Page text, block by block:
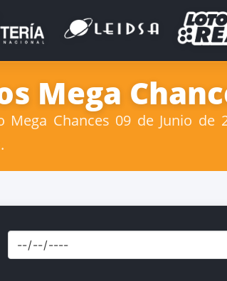
Mega
Mega Chances 09 de Junio